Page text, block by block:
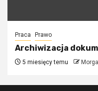
Praca Prawo
Archiwizacja
5 miesięcy temu